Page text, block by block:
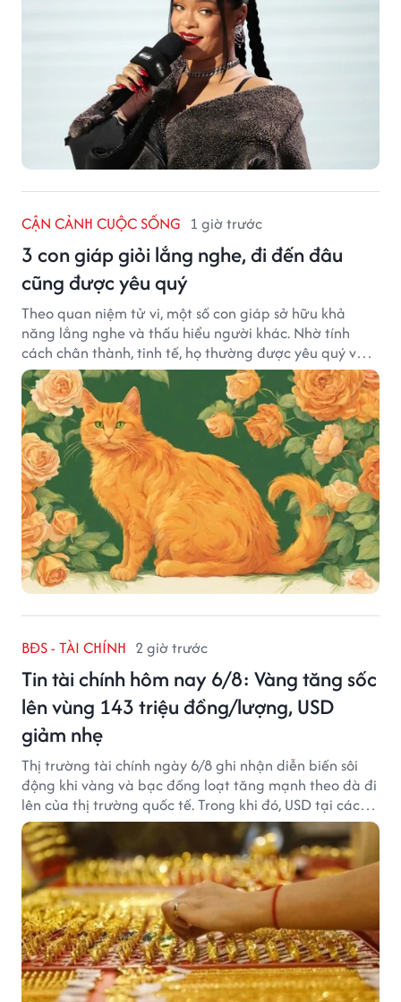
CẬN CẢNH CUỘC SỐNG 1 giờ trước
3 con giáp giỏi lắng nghe, đi đến đâu
cũng được yêu quý
Theo quan niệm tử vi, một số con giáp sở hữu khả
năng lắng nghe và thấu hiểu người khác. Nhờ tính
cách chân thành, tinh tế, họ thường được yêu quý và
tạo dựng nhiều mối quan hệ tốt đẹp.
BĐS - TÀI CHÍNH 2 giờ trước
Tin tài chính hôm nay 6/8: Vàng tăng sốc
lên vùng 143 triệu đồng/lượng, USD
giảm nhẹ
Thị trường tài chính ngày 6/8 ghi nhận diễn biến sôi
động khi vàng và bạc đồng loạt tăng mạnh theo đà đi
lên của thị trường quốc tế. Trong khi đó, USD tại các
ngân hàng tiếp tục hạ nhiệt dù tỷ giá trung tâm lập
đỉnh mới.